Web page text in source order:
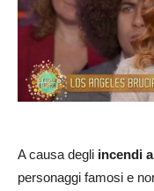
A causa degli incendi
personaggi famosi e